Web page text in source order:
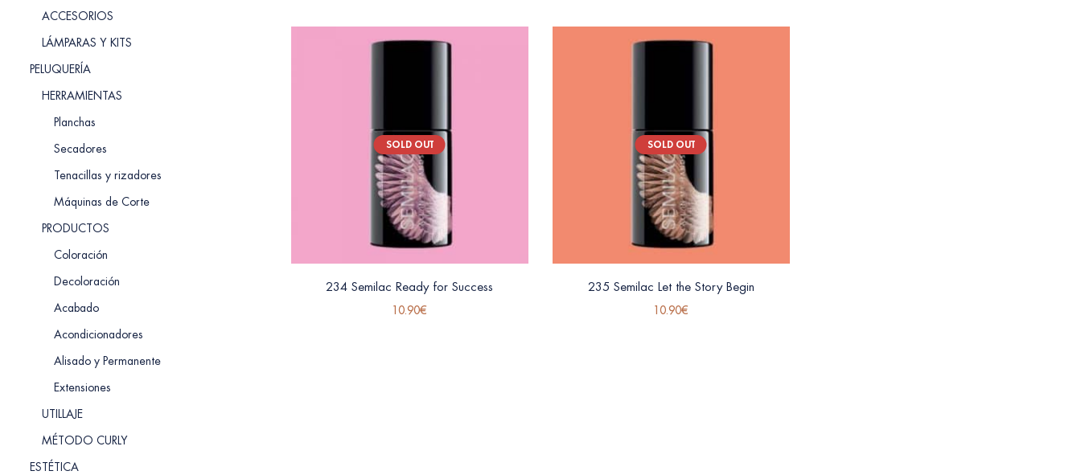
ACCESORIOS
LÁMPARAS Y KITS
PELUQUERÍA
HERRAMIENTAS
Planchas
Secadores
Tenacillas y rizadores
Máquinas de Corte
PRODUCTOS
Coloración
Decoloración
Acabado
Acondicionadores
Alisado y Permanente
Extensiones
UTILLAJE
MÉTODO CURLY
ESTÉTICA
SOLD OUT
234 Semilac Ready for Success
10.90€
SOLD OUT
235 Semilac Let the Story Begin
10.90€